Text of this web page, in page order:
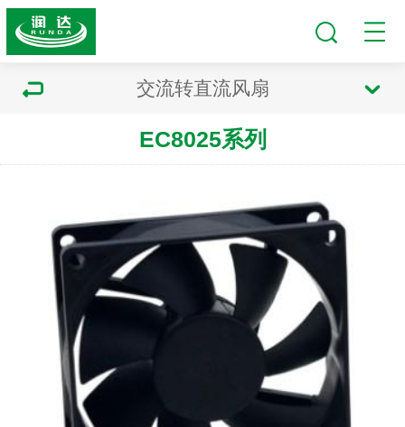
交流转直流风扇
EC8025系列